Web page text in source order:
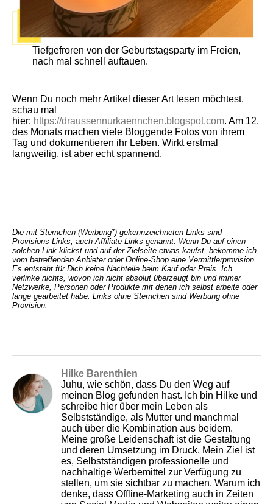
Tiefgefroren von der Geburtstagsparty im Freien,
nach mal schnell auftauen.
Wenn Du noch mehr Artikel dieser Art lesen möchtest,
schau mal
hier: https://draussennurkaennchen.blogspot.com. Am 12.
des Monats machen viele Bloggende Fotos von ihrem
Tag und dokumentieren ihr Leben. Wirkt erstmal
langweilig, ist aber echt spannend.
Die mit Sternchen (Werbung*) gekennzeichneten Links sind
Provisions-Links, auch Affiliate-Links genannt. Wenn Du auf einen
solchen Link klickst und auf der Zielseite etwas kaufst, bekomme ich
vom betreffenden Anbieter oder Online-Shop eine Vermittlerprovision.
Es entsteht für Dich keine Nachteile beim Kauf oder Preis. Ich
verlinke nichts, wovon ich nicht absolut überzeugt bin und immer
Netzwerke, Personen oder Produkte mit denen ich selbst arbeite oder
lange gearbeitet habe. Links ohne Sternchen sind Werbung ohne
Provision.
Hilke Barenthien
Juhu, wie schön, dass Du den Weg auf
meinen Blog gefunden hast. Ich bin Hilke und
schreibe hier über mein Leben als
Selbstständige, als Mutter und manchmal
auch über die Kombination aus beidem.
Meine große Leidenschaft ist die Gestaltung
und deren Umsetzung im Druck. Mein Ziel ist
es, Selbstständigen professionelle und
nachhaltige Werbemittel zur Verfügung zu
stellen, um sie sichtbar zu machen. Warum ich
denke, dass Offline-Marketing auch in Zeiten